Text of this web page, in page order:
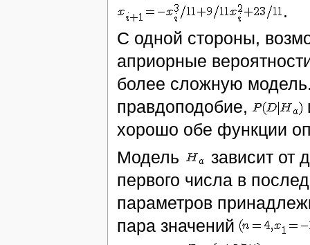
.
С одной стороны,
априорные
более сложную
правдоподобие,
хорошо обе функции
Модель
зависит от
первого числа в
параметров
пара значений